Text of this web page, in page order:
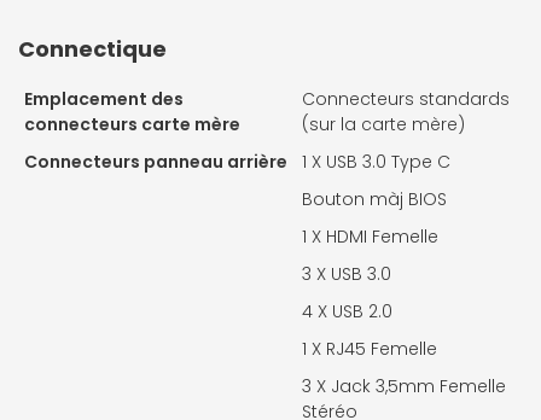
Connectique
Emplacement des
connecteurs carte mère
Connecteurs standards
(sur la carte mère)
Connecteurs panneau arrière
1 X USB 3.0 Type C
Bouton màj BIOS
1 X HDMI Femelle
3 X USB 3.0
4 X USB 2.0
1 X RJ45 Femelle
3 X Jack 3,5mm Femelle
Stéréo